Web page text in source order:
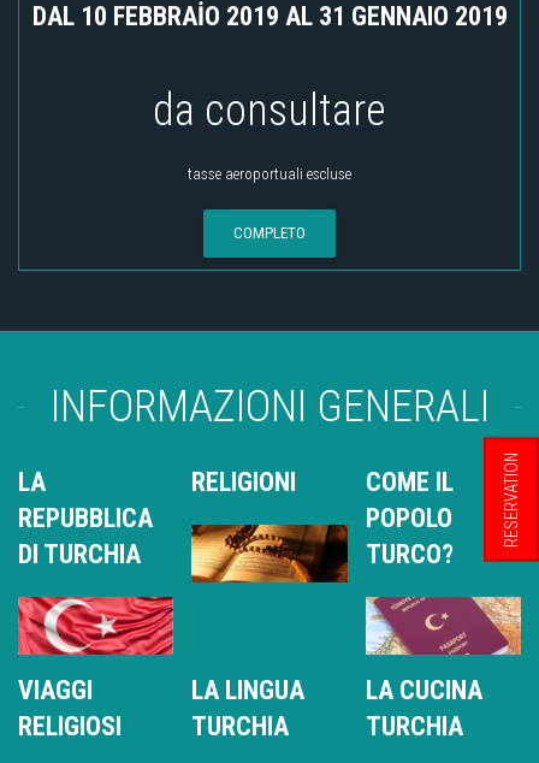
DAL 10 FEBBRAİO 2019 AL 31 GENNAIO 2019
da consultare
tasse aeroportuali escluse
COMPLETO
RESERVATION
INFORMAZIONI GENERALI
LA
REPUBBLICA
DI TURCHIA
RELIGIONI
COME IL
POPOLO
TURCO?
VIAGGI
RELIGIOSI
LA LINGUA
TURCHIA
LA CUCINA
TURCHIA